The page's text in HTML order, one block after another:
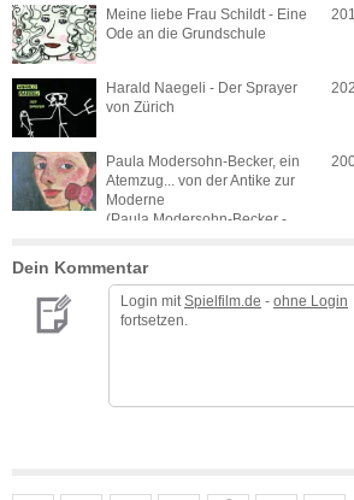
Meine liebe Frau Schildt - Eine
Ode an die Grundschule
Harald Naegeli - Der Sprayer
von Zürich
Paula Modersohn-Becker, ein
Atemzug... von der Antike zur
Moderne
(Paula Modersohn-Becker -
Dein Kommentar
Login mit Spielfilm.de - ohne Login
fortsetzen.